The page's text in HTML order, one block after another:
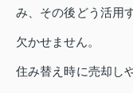
み、その後どう活用
欠かせません。
住み替え時に売却し